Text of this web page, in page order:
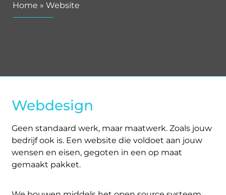
Home » Website
Webdesign
Geen standaard werk, maar maatwerk. Zoals jouw
bedrijf ook is. Een website die voldoet aan jouw
wensen en eisen, gegoten in een op maat
gemaakt pakket.